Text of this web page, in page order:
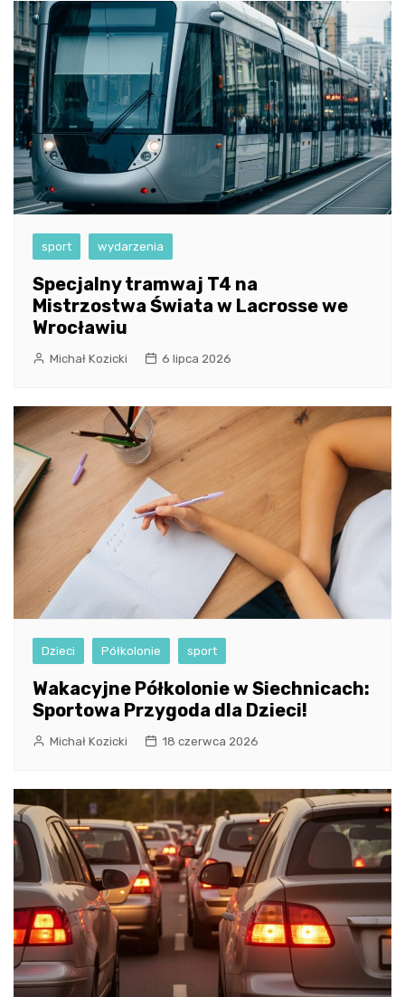
sport wydarzenia
Specjalny tramwaj T4 na
Mistrzostwa Świata w Lacrosse we
Wrocławiu
Michał Kozicki 6 lipca 2026
Dzieci Półkolonie sport
Wakacyjne Półkolonie w Siechnicach:
Sportowa Przygoda dla Dzieci!
Michał Kozicki 18 czerwca 2026